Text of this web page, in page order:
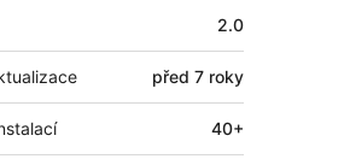
2.0
před 7 roky
40+